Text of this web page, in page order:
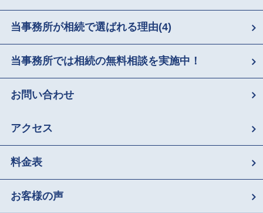
当事務所が相続で選ばれる理由(4)
当事務所では相続の無料相談を実施中！
お問い合わせ
アクセス
料金表
お客様の声